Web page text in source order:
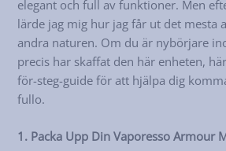
elegant och full av funktioner. Men
lärde jag mig hur jag får ut det mesta
andra naturen. Om du är nybörjare
precis har skaffat den här enheten,
för-steg-guide för att hjälpa dig
fullo.
1. Packa Upp Din Vaporesso Armour